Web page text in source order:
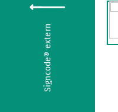
Signcode® extern